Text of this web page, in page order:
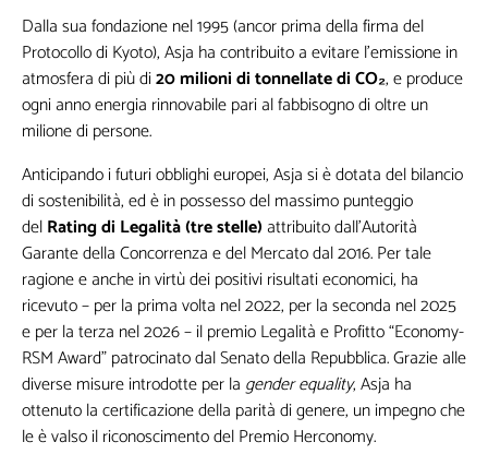
Dalla sua fondazione nel 1995 (ancor prima della firma del
Protocollo di Kyoto), Asja ha contribuito a evitare l’emissione in
atmosfera di più di20 milioni di tonnellate di CO₂, e produce
ogni anno energia rinnovabile pari al fabbisogno di oltre un
milione di persone.
Anticipando i futuri obblighi europei, Asja si è dotata del bilancio
di sostenibilità, ed è in possesso del massimo punteggio
delRating di Legalità (tre stelle)attribuito dall’Autorità
Garante della Concorrenza e del Mercato dal 2016. Per tale
ragione e anche in virtù dei positivi risultati economici, ha
ricevuto – per la prima volta nel 2022, per la seconda nel 2025
e per la terza nel 2026 – il premio Legalità e Profitto “Economy-
RSM Award” patrocinato dal Senato della Repubblica. Grazie alle
diverse misure introdotte per lagender equality, Asja ha
ottenuto la certificazione della parità di genere, un impegno che
le è valso il riconoscimento del Premio Herconomy.